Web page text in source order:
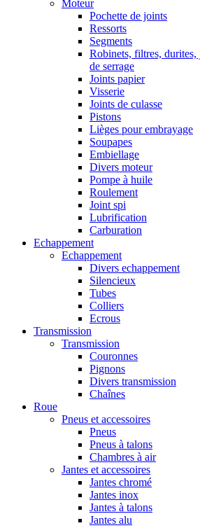
Moteur
Pochette de joints
Ressorts
Segments
Robinets, filtres,
de serrage
Joints papier
Visserie
Joints de culasse
Pistons
Lièges pour embrayage
Soupapes
Embiellage
Divers moteur
Pompe à huile
Roulement
Joint spi
Lubrification
Carburation
Echappement
Echappement
Divers echappement
Silencieux
Tubes
Colliers
Ecrous
Transmission
Transmission
Couronnes
Pignons
Divers transmission
Chaînes
Roue
Pneus et accessoires
Pneus
Pneus à talons
Chambres à air
Jantes et accessoires
Jantes chromé
Jantes inox
Jantes à talons
Jantes alu